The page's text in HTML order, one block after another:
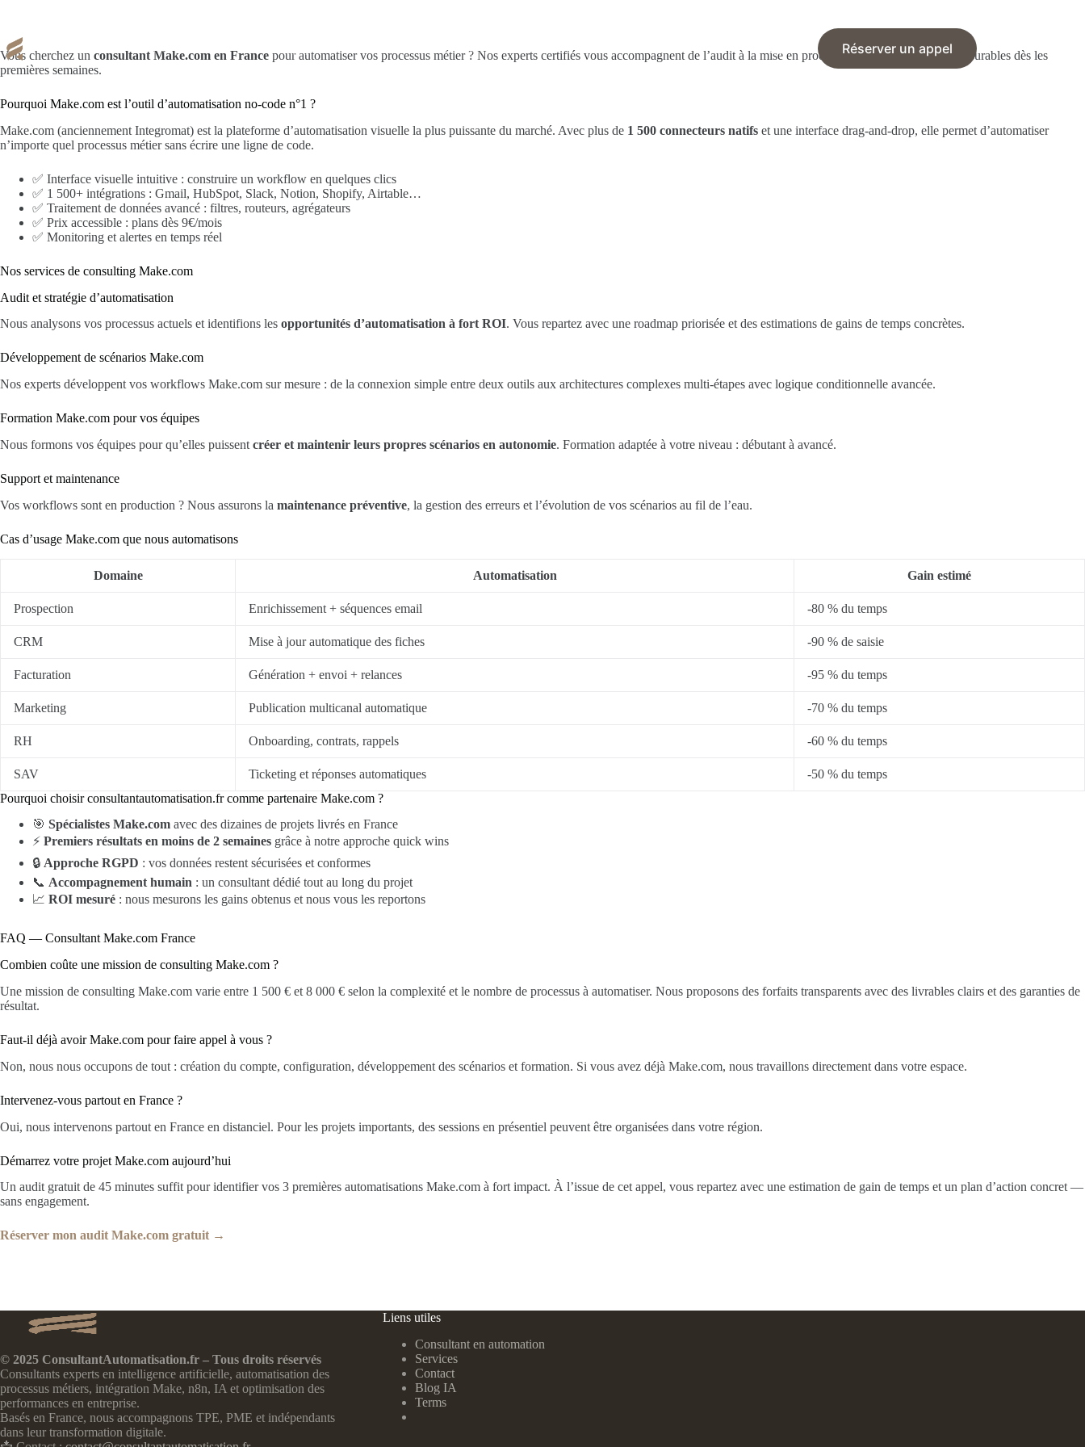
contenu
Services
Contact Réserver un appel
Vous cherchez un consultant Make.com en France pour automatiser vos processus métier ? Nos experts certifiés vous accompagnent de l’audit à la mise en production, pour des résultats mesurables dès les
premières semaines.
Pourquoi Make.com est l’outil d’automatisation no-code n°1 ?
Make.com (anciennement Integromat) est la plateforme d’automatisation visuelle la plus puissante du marché. Avec plus de 1 500 connecteurs natifs et une interface drag-and-drop, elle permet d’automatiser
n’importe quel processus métier sans écrire une ligne de code.
✅ Interface visuelle intuitive : construire un workflow en quelques clics
✅ 1 500+ intégrations : Gmail, HubSpot, Slack, Notion, Shopify, Airtable…
✅ Traitement de données avancé : filtres, routeurs, agrégateurs
✅ Prix accessible : plans dès 9€/mois
✅ Monitoring et alertes en temps réel
Nos services de consulting Make.com
Audit et stratégie d’automatisation
Nous analysons vos processus actuels et identifions les opportunités d’automatisation à fort ROI. Vous repartez avec une roadmap priorisée et des estimations de gains de temps concrètes.
Développement de scénarios Make.com
Nos experts développent vos workflows Make.com sur mesure : de la connexion simple entre deux outils aux architectures complexes multi-étapes avec logique conditionnelle avancée.
Formation Make.com pour vos équipes
Nous formons vos équipes pour qu’elles puissent créer et maintenir leurs propres scénarios en autonomie. Formation adaptée à votre niveau : débutant à avancé.
Support et maintenance
Vos workflows sont en production ? Nous assurons la maintenance préventive, la gestion des erreurs et l’évolution de vos scénarios au fil de l’eau.
Cas d’usage Make.com que nous automatisons
Domaine Automatisation Gain estimé
Prospection Enrichissement + séquences email -80 % du temps
CRM Mise à jour automatique des fiches -90 % de saisie
Facturation Génération + envoi + relances -95 % du temps
Marketing Publication multicanal automatique -70 % du temps
RH Onboarding, contrats, rappels -60 % du temps
SAV Ticketing et réponses automatiques
-50 % du temps
Pourquoi choisir consultantautomatisation.fr comme partenaire Make.com ?
🎯 Spécialistes Make.com avec des dizaines de projets livrés en France
⚡ Premiers résultats en moins de 2 semaines grâce à notre approche quick wins
🔒 Approche RGPD : vos données restent sécurisées et conformes
📞 Accompagnement humain : un consultant dédié tout au long du projet
📈 ROI mesuré : nous mesurons les gains obtenus et nous vous les reportons
FAQ — Consultant Make.com France
Combien coûte une mission de consulting Make.com ?
Une mission de consulting Make.com varie entre 1 500 € et 8 000 € selon la complexité et le nombre de processus à automatiser. Nous proposons des forfaits transparents avec des livrables clairs et des garanties de
résultat.
Faut-il déjà avoir Make.com pour faire appel à vous ?
Non, nous nous occupons de tout : création du compte, configuration, développement des scénarios et formation. Si vous avez déjà Make.com, nous travaillons directement dans votre espace.
Intervenez-vous partout en France ?
Oui, nous intervenons partout en France en distanciel. Pour les projets importants, des sessions en présentiel peuvent être organisées dans votre région.
Démarrez votre projet Make.com aujourd’hui
Un audit gratuit de 45 minutes suffit pour identifier vos 3 premières automatisations Make.com à fort impact. À l’issue de cet appel, vous repartez avec une estimation de gain de temps et un plan d’action concret —
sans engagement.
Réserver mon audit Make.com gratuit →
© 2025 ConsultantAutomatisation.fr – Tous droits réservés
Consultants experts en intelligence artificielle, automatisation des
processus métiers, intégration Make, n8n, IA et optimisation des
performances en entreprise.
Basés en France, nous accompagnons TPE, PME et indépendants
dans leur transformation digitale.
Liens utiles
Consultant en automation
Services
Contact
Blog IA
Terms